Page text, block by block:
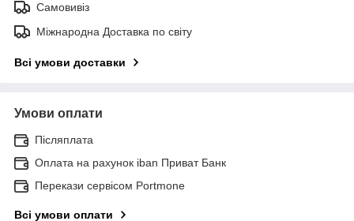
Самовивіз
Міжнародна Доставка по світу
Всі умови доставки
Умови оплати
Післяплата
Оплата на рахунок iban Приват Банк
Перекази сервісом Portmone
Всі умови оплати